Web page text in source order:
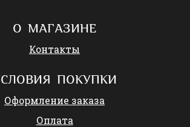
О МАГАЗИНЕ
Контакты
ПОКУПКИ
Оформление заказа
Оплата